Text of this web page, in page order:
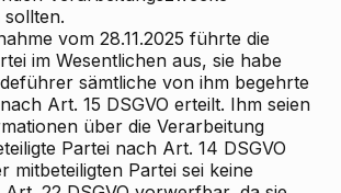
sollten.
vom 28.11.2025 führte die
im Wesentlichen aus, sie habe
sämtliche von ihm begehrte
Art. 15 DSGVO erteilt. Ihm seien
über die Verarbeitung
Partei nach Art. 14 DSGVO
mitbeteiligten Partei sei keine